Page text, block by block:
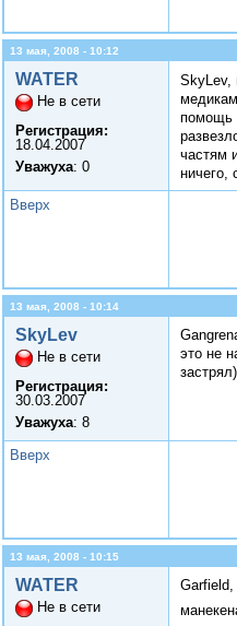
13 мая, 2008 - 10:12
WATER
Не в сети
Регистрация:
18.04.2007
Уважуха: 0
SkyLev,
помощь
частям
ничего,
Вверх
13 мая, 2008 - 10:14
SkyLev
Не в сети
Регистрация:
30.03.2007
Уважуха: 8
это не
Вверх
13 мая, 2008 - 10:15
WATER
Не в сети